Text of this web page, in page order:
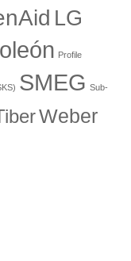
LG
Profile
SMEG Sub-
Weber